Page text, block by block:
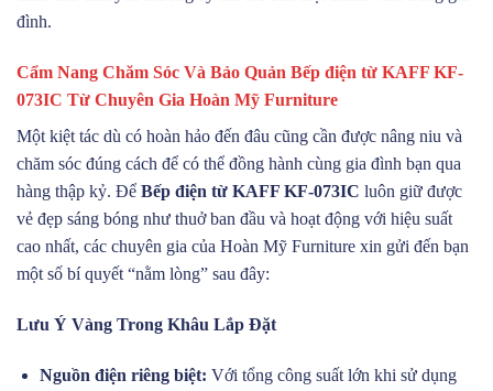
đình.
Cẩm Nang Chăm Sóc Và Bảo Quản Bếp điện từ KAFF KF-
073IC Từ Chuyên Gia Hoàn Mỹ Furniture
Một kiệt tác dù có hoàn hảo đến đâu cũng cần được nâng niu và
chăm sóc đúng cách để có thể đồng hành cùng gia đình bạn qua
hàng thập kỷ. Để Bếp điện từ KAFF KF-073IC luôn giữ được
vẻ đẹp sáng bóng như thuở ban đầu và hoạt động với hiệu suất
cao nhất, các chuyên gia của Hoàn Mỹ Furniture xin gửi đến bạn
một số bí quyết “nằm lòng” sau đây:
Lưu Ý Vàng Trong Khâu Lắp Đặt
Nguồn điện riêng biệt: Với tổng công suất lớn khi sử dụng